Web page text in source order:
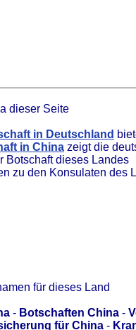
dieser Seite
in Deutschland
in China zeigt die
Botschaft dieses Landes
zu den Konsulaten des
für dieses Land
- Botschaften China -
für China -